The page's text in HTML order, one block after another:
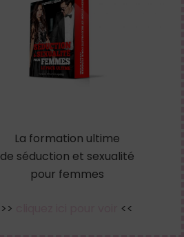
La formation ultime
de séduction et sexualité
pour femmes
>> <<